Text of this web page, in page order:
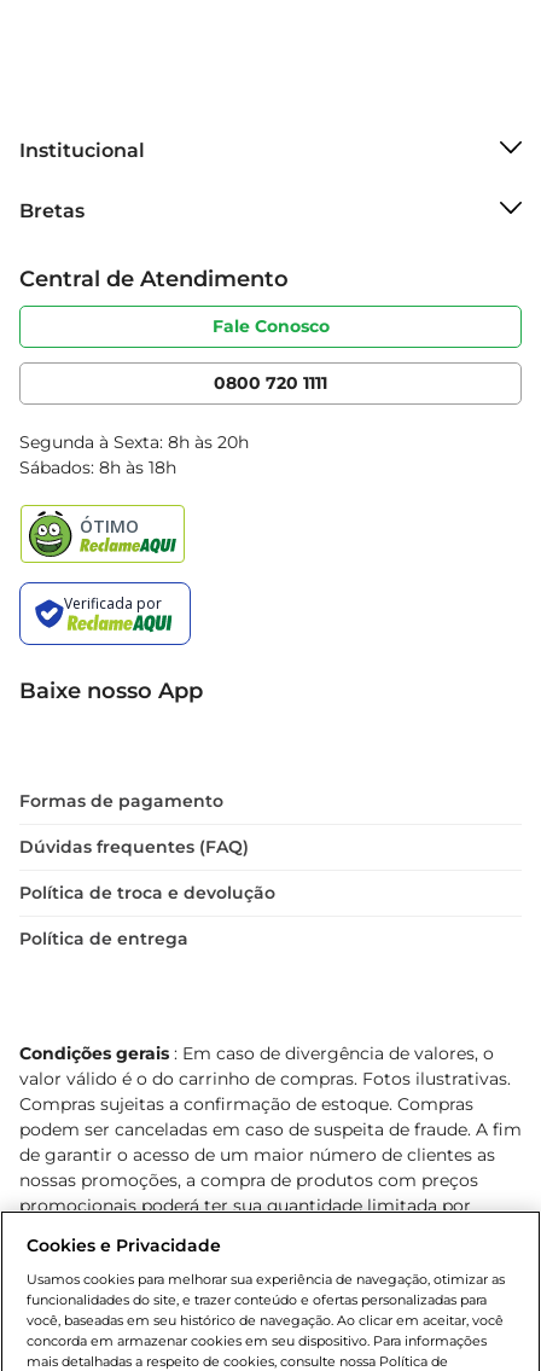
Institucional
Grupo Cencosud
Sobre privacidade
Portal do fornecedor
Cencosud Media
Bretas
Produtos Bretas
Código de ética
Serviços
Clube Bretas
Blog Bretas
Black Friday
Central de Atendimento
Fale Conosco
0800 720 1111
Segunda à Sexta: 8h às 20h
Sábados: 8h às 18h
Baixe nosso App
Formas de pagamento
Dúvidas frequentes (FAQ)
Política de troca e devolução
Política de entrega
Condições gerais : Em caso de divergência de valores, o
valor válido é o do carrinho de compras. Fotos ilustrativas.
Compras sujeitas a confirmação de estoque. Compras
podem ser canceladas em caso de suspeita de fraude. A fim
de garantir o acesso de um maior número de clientes as
nossas promoções, a compra de produtos com preços
promocionais poderá ter sua quantidade limitada por
o e-commerce e válidos durante o dia de hoje, podendo
sofrer alterações sem prévia notificação. Proibida a venda
de bebidas alcoólicas para menores de 18 anos, conforme
Lei n.º 8069/90, art. 81, inciso II (Estatuto da Criança e do
Adolescente). Preços e condições exclusivos para o
Cookies e Privacidade
Usamos cookies para melhorar sua experiência de navegação, otimizar as
funcionalidades do site, e trazer conteúdo e ofertas personalizadas para
você, baseadas em seu histórico de navegação. Ao clicar em aceitar, você
concorda em armazenar cookies em seu dispositivo. Para informações
mais detalhadas a respeito de cookies, consulte nossa Política de